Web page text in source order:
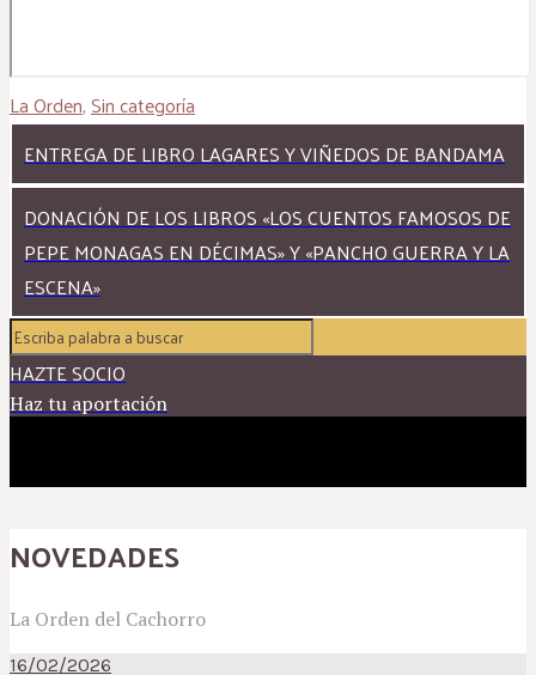
La Orden,Sin categoría
ENTREGA DE LIBRO LAGARES Y VIÑEDOS DE BANDAMA
DONACIÓN DE LOS LIBROS «LOS CUENTOS FAMOSOS DE
PEPE MONAGAS EN DÉCIMAS» Y «PANCHO GUERRA Y LA
ESCENA»
HAZTE SOCIO
Haz tu aportación
NOVEDADES
La Orden del Cachorro
16/02/2026